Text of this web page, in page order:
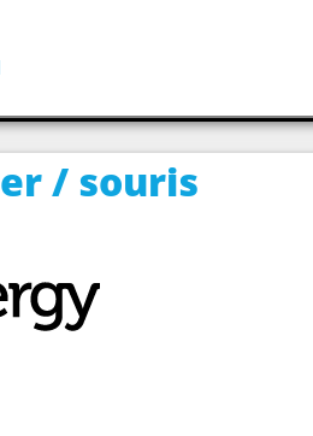
/ souris